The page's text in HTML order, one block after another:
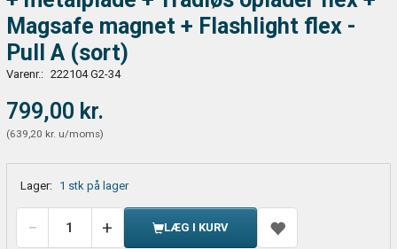
Magsafe magnet + Flashlight flex -
Pull A (sort)
Varenr.: 222104 G2-34
799,00 kr.
(639,20 kr. u/moms)
Lager: 1 stk på lager
LÆG I KURV